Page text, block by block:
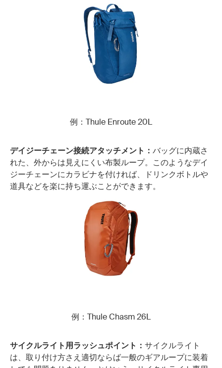
例：Thule Enroute 20L
デイジーチェーン接続アタッチメント： バッグに内蔵さ
れた、外からは見えにくい布製ループ。このようなデイ
ジーチェーンにカラビナを付ければ、ドリンクボトルや
道具などを楽に持ち運ぶことができます。
例：Thule Chasm 26L
サイクルライト用ラッシュポイント： サイクルライト
は、取り付け方さえ適切ならば一般のギアループに装着